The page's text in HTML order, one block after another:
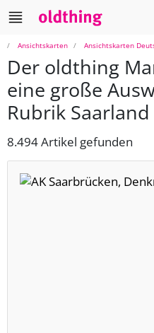
Ansichtskarten Ansichtskarten
Der oldthing
eine große
Rubrik Saarland
8.494 Artikel gefunden